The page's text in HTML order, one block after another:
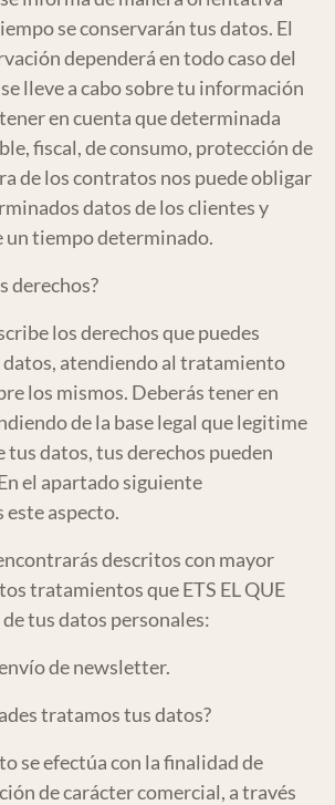
se conservarán tus datos. El
dependerá en todo caso del
lleve a cabo sobre tu información
en cuenta que determinada
fiscal, de consumo, protección de
de los contratos nos puede obligar
datos de los clientes y
un tiempo determinado.
derechos?
los derechos que puedes
datos, atendiendo al tratamiento
los mismos. Deberás tener en
de la base legal que legitime
datos, tus derechos pueden
el apartado siguiente
aspecto.
descritos con mayor
tratamientos que ETS EL QUE
tus datos personales:
de newsletter.
tratamos tus datos?
se efectúa con la finalidad de
de carácter comercial, a través